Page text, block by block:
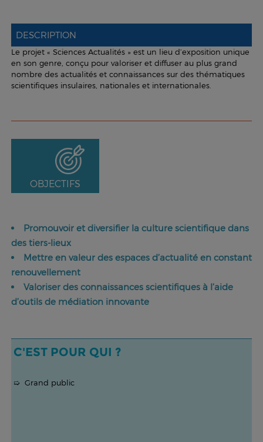
DESCRIPTION
Le projet « Sciences Actualités » est un lieu d’exposition unique
en son genre, conçu pour valoriser et diffuser au plus grand
nombre des actualités et connaissances sur des thématiques
scientifiques insulaires, nationales et internationales.
OBJECTIFS
Promouvoir et diversifier la culture scientifique dans
des tiers-lieux
Mettre en valeur des espaces d’actualité en constant
renouvellement
Valoriser des connaissances scientifiques à l’aide
d’outils de médiation innovante
C'EST POUR QUI ?
➯ Grand public